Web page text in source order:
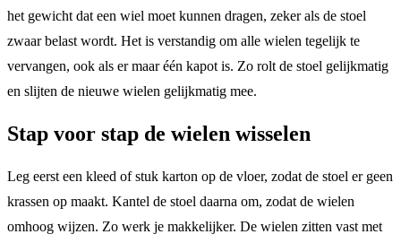
het gewicht dat een wiel moet kunnen dragen, zeker als de stoel
zwaar belast wordt. Het is verstandig om alle wielen tegelijk te
vervangen, ook als er maar één kapot is. Zo rolt de stoel gelijkmatig
en slijten de nieuwe wielen gelijkmatig mee.
Stap voor stap de wielen wisselen
Leg eerst een kleed of stuk karton op de vloer, zodat de stoel er geen
krassen op maakt. Kantel de stoel daarna om, zodat de wielen
omhoog wijzen. Zo werk je makkelijker. De wielen zitten vast met